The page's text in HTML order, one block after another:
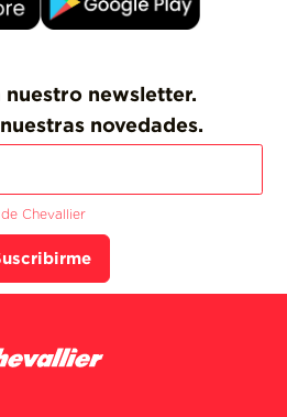
nuestro newsletter.
novedades.
Chevallier